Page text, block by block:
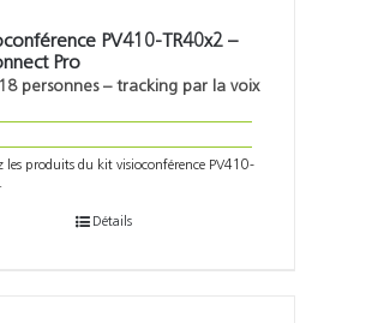
PV410-TR40x2 –
Pro
personnes – tracking par la voix
les produits du kit visioconférence PV410-
Détails